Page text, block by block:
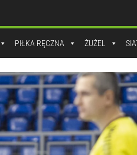
PIŁKA RĘCZNA ŻUŻEL